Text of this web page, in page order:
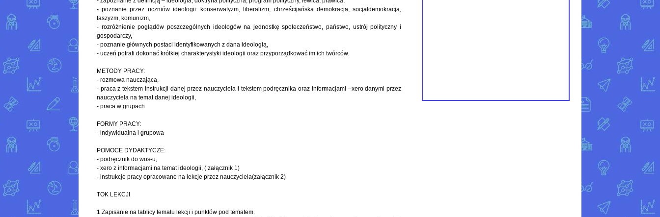
- poznanie przez uczniów ideologii: konserwatyzm, liberalizm, chrześcijańska demokracja, socjaldemokracja,
faszyzm, komunizm,
- rozróżnienie poglądów poszczególnych ideologów na jednostkę społeczeństwo, państwo, ustrój polityczny i
gospodarczy,
- poznanie głównych postaci identyfikowanych z dana ideologią,
- uczeń potrafi dokonać krótkiej charakterystyki ideologii oraz przyporządkować im ich twórców.
METODY PRACY:
- rozmowa nauczająca,
- praca z tekstem instrukcji danej przez nauczyciela i tekstem podręcznika oraz informacjami –xero danymi przez
nauczyciela na temat danej ideologii,
- praca w grupach
FORMY PRACY:
- indywidualna i grupowa
POMOCE DYDAKTYCZE:
- podręcznik do wos-u,
- xero z informacjami na temat ideologii, ( załącznik 1)
- instrukcje pracy opracowane na lekcje przez nauczyciela(załącznik 2)
TOK LEKCJI
1.Zapisanie na tablicy tematu lekcji i punktów pod tematem.